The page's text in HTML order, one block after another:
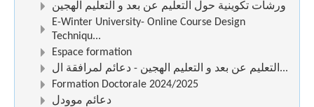
ورشات تكوينية حول التعليم عن بعد و التعليم الهجين
E-Winter University- Online Course Design
Techniqu...
Espace formation
التعليم عن بعد و التعليم الهجين - دعائم لمرافقة ال...
Formation Doctorale 2024/2025
دعائم موودل